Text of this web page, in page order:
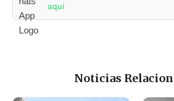
aquí
Noticias